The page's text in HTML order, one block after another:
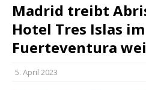
Madrid treibt
Hotel Tres Islas
Fuerteventura
5. April 2023